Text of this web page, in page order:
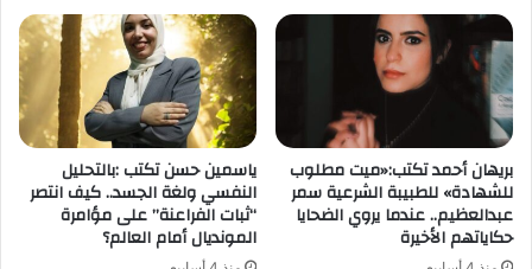
بريهان أحمد تكتب:«ميت مطلوب
للشهادة» للطبيبة الشرعية سمر
عبدالعظيم.. عندما يروي الضحايا
حكاياتهم الأخيرة
ياسمين حسن تكتب :​بالتحليل
النفسي ولغة الجسد.. كيف انتصر
“ثبات الفراعنة” على مؤامرة
المونديال أمام العالم؟